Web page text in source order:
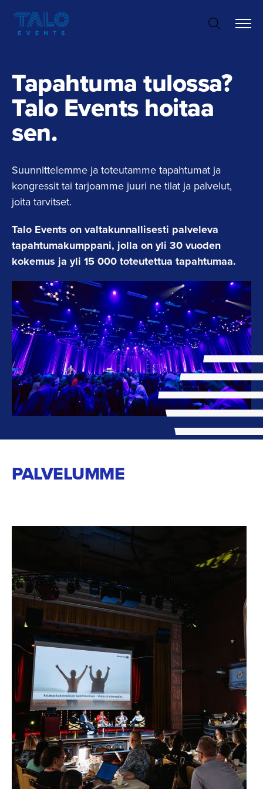
sisältöön
Tapahtuma tulossa?
Talo Events hoitaa
sen.
Suunnittelemme ja toteutamme tapahtumat ja
kongressit tai tarjoamme juuri ne tilat ja palvelut,
joita tarvitset.
Talo Events on valtakunnallisesti palveleva
tapahtumakumppani, jolla on yli 30 vuoden
kokemus ja yli 15 000 toteutettua tapahtumaa.
PALVELUMME